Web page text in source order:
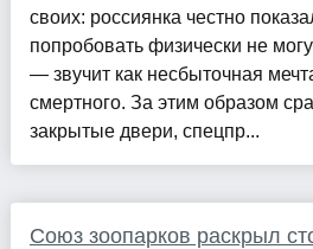
своих: россиянка честно
попробовать физически не
— звучит как несбыточная
смертного. За этим образом
закрытые двери, спецпр...
Союз зоопарков раскрыл